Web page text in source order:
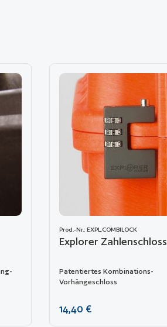
Prod.-Nr.: EXPL.COMBILOCK
Explorer Zahlenschloss
Patentiertes Kombinations-
Vorhängeschloss
Regulärer Preis:
14,40 €